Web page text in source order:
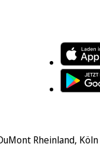
Rheinland, Köln